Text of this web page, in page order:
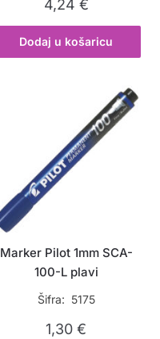
4,24 €
Dodaj u košaricu
Marker Pilot 1mm SCA-
100-L plavi
Šifra: 5175
1,30€